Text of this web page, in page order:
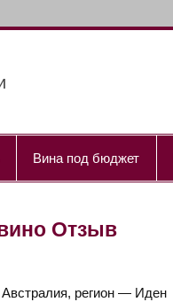
Вина под бюджет
вино Отзыв
регион — Иден